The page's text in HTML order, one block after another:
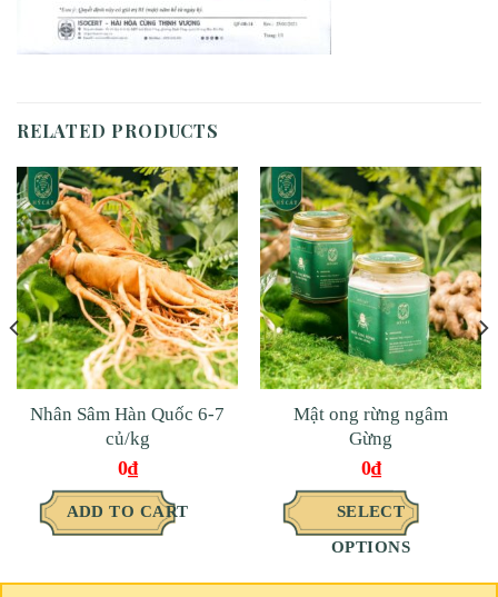
RELATED PRODUCTS
Nhân Sâm Hàn Quốc 6-7
củ/kg
0₫
ADD TO CART
Mật ong rừng ngâm
Gừng
0₫
SELECT
OPTIONS